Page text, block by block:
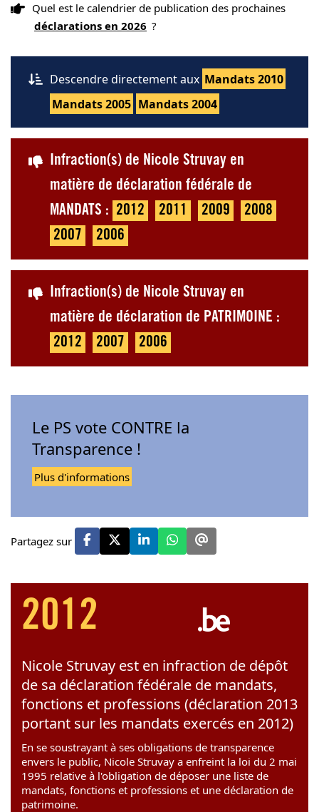
Quel est le calendrier de publication des prochaines
déclarations en 2026 ?
Descendre directement aux Mandats 2010
Mandats 2005 Mandats 2004
Infraction(s) de Nicole Struvay en
matière de déclaration fédérale de
MANDATS : 2012 2011 2009
2008
2007
2006
Infraction(s) de Nicole Struvay en
matière de déclaration de PATRIMOINE :
2012
2007 2006
Le PS vote CONTRE la
Transparence !
Plus d'informations
Partagez sur
2012
Nicole Struvay est en infraction de dépôt
de sa déclaration fédérale de mandats,
fonctions et professions (déclaration 2013
portant sur les mandats exercés en 2012)
En se soustrayant à ses obligations de transparence
envers le public, Nicole Struvay a enfreint la loi du 2 mai
1995 relative à l'obligation de déposer une liste de
mandats, fonctions et professions et une déclaration de
patrimoine.